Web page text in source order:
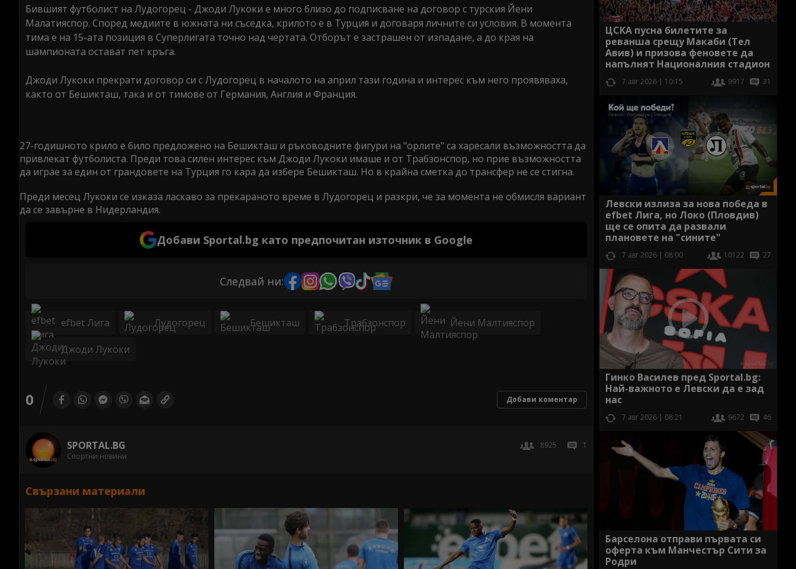
Бившият футболист на Лудогорец - Джоди Лукоки е много близо до подписване на договор с турския Йени
Малатияспор. Според медиите в южната ни съседка, крилото е в Турция и договаря личните си условия. В момента
тима е на 15-ата позиция в Суперлигата точно над чертата. Отборът е застрашен от изпадане, а до края на
шампионата остават пет кръга.
Джоди Лукоки прекрати договор си с Лудогорец в началото на април тази година и интерес към него проявяваха,
както от Бешикташ, така и от тимове от Германия, Англия и Франция.
27-годишното крило е било предложено на Бешикташ и ръководните фигури на "орлите" са харесали възможността да
привлекат футболиста. Преди това силен интерес към Джоди Лукоки имаше и от Трабзонспор, но прие възможността
да играе за един от грандовете на Турция го кара да избере Бешикташ. Но в крайна сметка до трансфер не се стигна.
Преди месец Лукоки се изказа ласкаво за прекараното време в Лудогорец и разкри, че за момента не обмисля вариант
да се завърне в Нидерландия.
Добави Sportal.bg като предпочитан източник в Google
Следвай ни:
efbet Лига Лудогорец Бешикташ Трабзонспор Йени Малтияспор
Джоди Лукоки
0 Добави коментар
SPORTAL.BG
Спортни новини
8925 1
Свързани материали
ЦСКА пусна билетите за
реванша срещу Макаби (Тел
Авив) и призова феновете да
напълнят Националния стадион
7 авг 2026 | 10:15 9917 31
Левски излиза за нова победа в
efbet Лига, но Локо (Пловдив)
ще се опита да развали
плановете на "сините"
7 авг 2026 | 08:00 10122 27
Гинко Василев пред Sportal.bg:
Най-важното е Левски да е зад
нас
7 авг 2026 | 08:21 9672 46
Барселона отправи първата си
оферта към Манчестър Сити за
Родри